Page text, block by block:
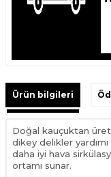
Ürün bilgileri
Doğal kauçuktan
dikey delikler
daha iyi hava
ortamı sunar.